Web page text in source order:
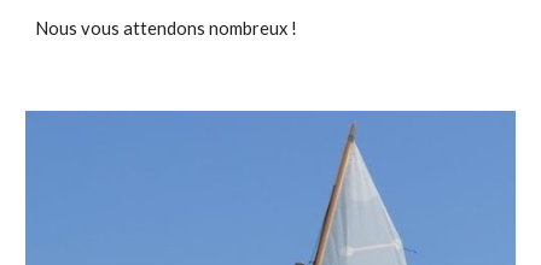
Nous vous attendons nombreux !